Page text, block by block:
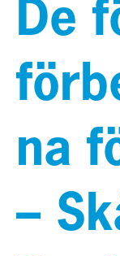
De
na
–